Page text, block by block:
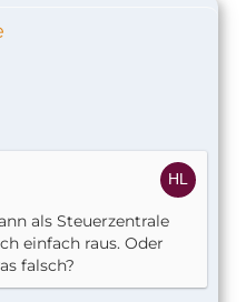
als Steuerzentrale
einfach raus. Oder
falsch?